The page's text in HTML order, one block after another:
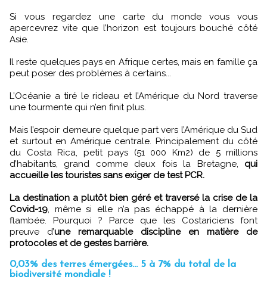
Si vous regardez une carte du monde vous vous
apercevrez vite que l’horizon est toujours bouché côté
Asie.
Il reste quelques pays en Afrique certes, mais en famille ça
peut poser des problèmes à certains...
L’Océanie a tiré le rideau et l’Amérique du Nord traverse
une tourmente qui n’en finit plus.
Mais l’espoir demeure quelque part vers l’Amérique du Sud
et surtout en Amérique centrale. Principalement du côté
du Costa Rica, petit pays (51 000 Km2) de 5 millions
d’habitants, grand comme deux fois la Bretagne, qui
accueille les touristes sans exiger de test PCR.
La destination a plutôt bien géré et traversé la crise de la
Covid-19 , même si elle n’a pas échappé à la dernière
flambée. Pourquoi ? Parce que les Costariciens font
preuve d’une remarquable discipline en matière de
protocoles et de gestes barrière.
0,03% des terres émergées... 5 à 7% du total de la
biodiversité mondiale !